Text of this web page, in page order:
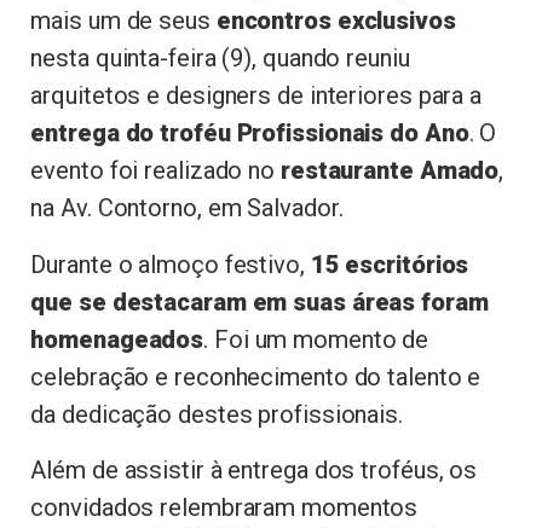
mais um de seus encontros exclusivos
nesta quinta-feira (9), quando reuniu
arquitetos e designers de interiores para a
entrega do troféu Profissionais do Ano. O
evento foi realizado no restaurante Amado,
na Av. Contorno, em Salvador.
Durante o almoço festivo, 15 escritórios
que se destacaram em suas áreas foram
homenageados. Foi um momento de
celebração e reconhecimento do talento e
da dedicação destes profissionais.
Além de assistir à entrega dos troféus, os
convidados relembraram momentos